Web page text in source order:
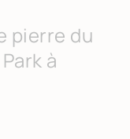
pierre du
à